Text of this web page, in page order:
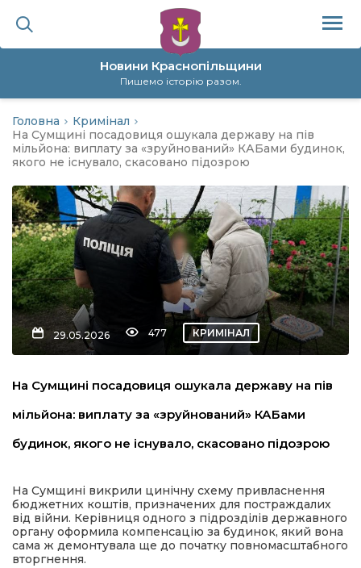
Новини Краснопільщини
Пишемо історію разом.
політика
Головна
Кримінал
На Сумщині посадовиця ошукала державу на пів
мільйона: виплату за «зруйнований» КАБами будинок,
якого не існувало, скасовано підозрою
29.05.2026 477 КРИМІНАЛ
На Сумщині посадовиця ошукала державу на пів
мільйона: виплату за «зруйнований» КАБами
будинок, якого не існувало, скасовано підозрою
На Сумщині викрили цинічну схему привласнення
бюджетних коштів, призначених для постраждалих
від війни. Керівниця одного з підрозділів державного
органу оформила компенсацію за будинок, який вона
сама ж демонтувала ще до початку повномасштабного
вторгнення.